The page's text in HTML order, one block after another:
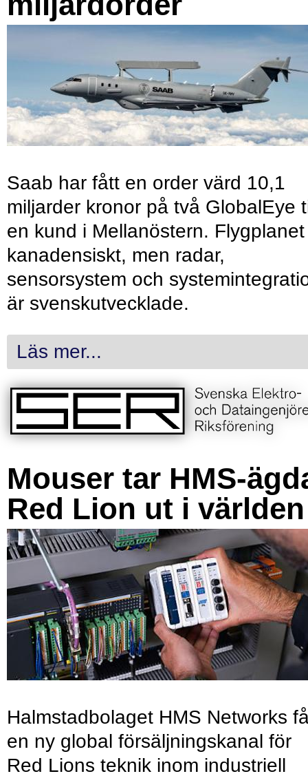
Saab har fått en order värd 10,1
miljarder kronor på två GlobalEye
en kund i Mellanöstern.
kanadensiskt, men radar,
sensorsystem och
är svenskutvecklade.
Läs mer...
Mouser tar HMS-
Red Lion ut i världen
Halmstadbolaget HMS Networks
en ny global försäljningskanal för
Red Lions teknik inom industriell